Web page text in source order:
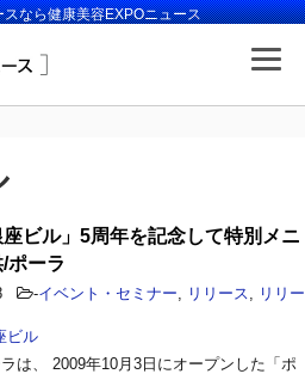
なら健康美容EXPOニュース
座ビル」5周年を記念して特別メニ
ポーラ
-イベント・セミナー リリース
リリー
ビル
は、 2009年10月3日にオープンした「ポ